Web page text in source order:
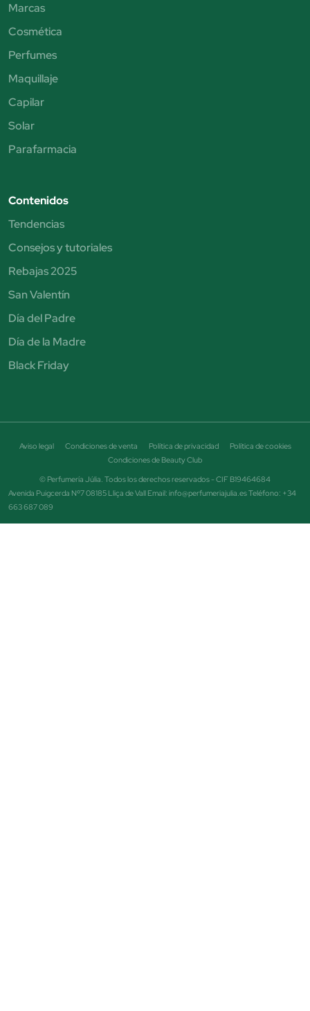
Marcas
Cosmética
Perfumes
Maquillaje
Capilar
Solar
Parafarmacia
Contenidos
Tendencias
Consejos y tutoriales
Rebajas 2025
San Valentín
Día del Padre
Día de la Madre
Black Friday
© Perfumería Júlia. Todos los derechos reservados - CIF B19464684
Aviso legal Condiciones de venta Política de privacidad
Política de cookies
Condiciones de Beauty Club
Avenida Puigcerda Nº7 08185 Lliça de Vall Email: info@perfumeriajulia.es Teléfono: +34
663 687 089